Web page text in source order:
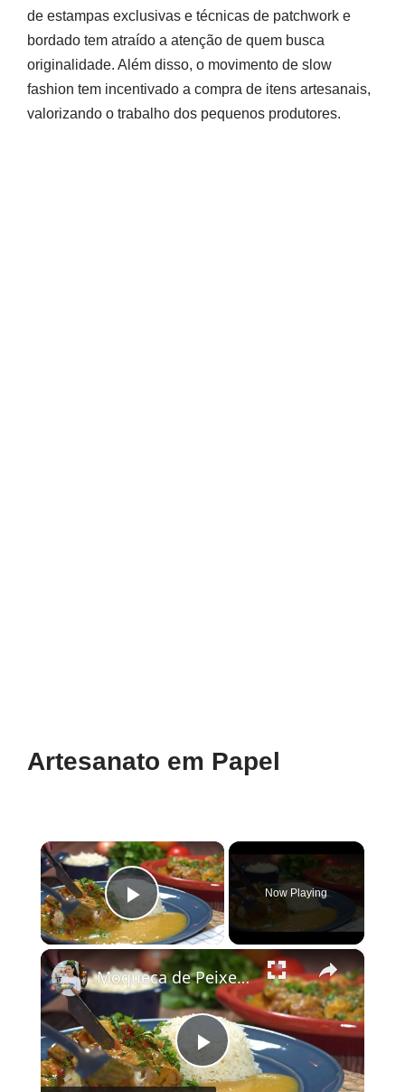
de estampas exclusivas e técnicas de patchwork e
bordado tem atraído a atenção de quem busca
originalidade. Além disso, o movimento de slow
fashion tem incentivado a compra de itens artesanais,
valorizando o trabalho dos pequenos produtores.
Artesanato em Papel
×
Play Video
Now Playing
×
Play
Moqueca de Peixe com Leite de Coco e Camarão